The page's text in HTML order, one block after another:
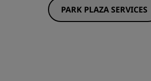
PARK PLAZA SERVICES